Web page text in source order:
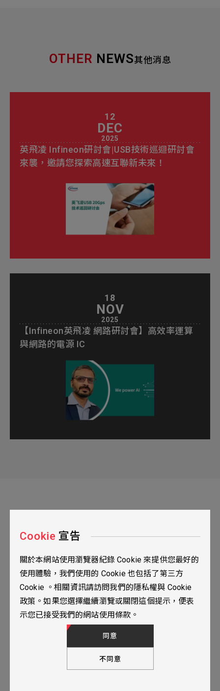
OTHER NEWS其他消息
12
DEC
2025
英飛凌 Infineon研討會|USB技術巡迴研討會
來襲，邀請您探索高速互聯新未來！
18
NOV
2025
【Infineon英飛凌 網路研討會】高效率運算
與網路的電源 IC
台北市115南港區三重路19之2號九樓
02-2655-0077
02-2655-0666
TOP
人才招募 隱私權政策
© 2024 YUBANTEC. All Rights Reserved. Designed by
Cookie 宣告
關於本網站使用瀏覽器紀錄 Cookie 來提供您最好的
使用體驗，我們使用的 Cookie 也包括了第三方
Cookie 。相關資訊請訪問我們的隱私權與 Cookie
政策。如果您選擇繼續瀏覽或關閉這個提示，便表
示您已接受我們的網站使用條款。
不同意
同意